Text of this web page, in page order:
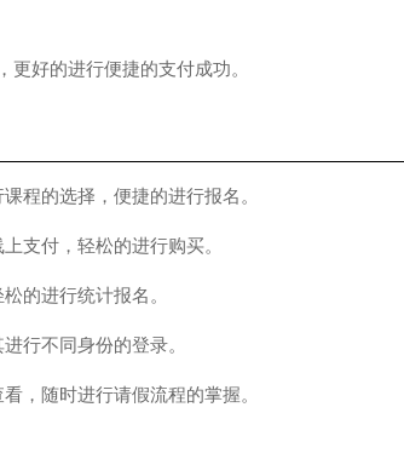
好的进行便捷的支付成功。
的选择，便捷的进行报名。
付，轻松的进行购买。
的进行统计报名。
行不同身份的登录。
随时进行请假流程的掌握。